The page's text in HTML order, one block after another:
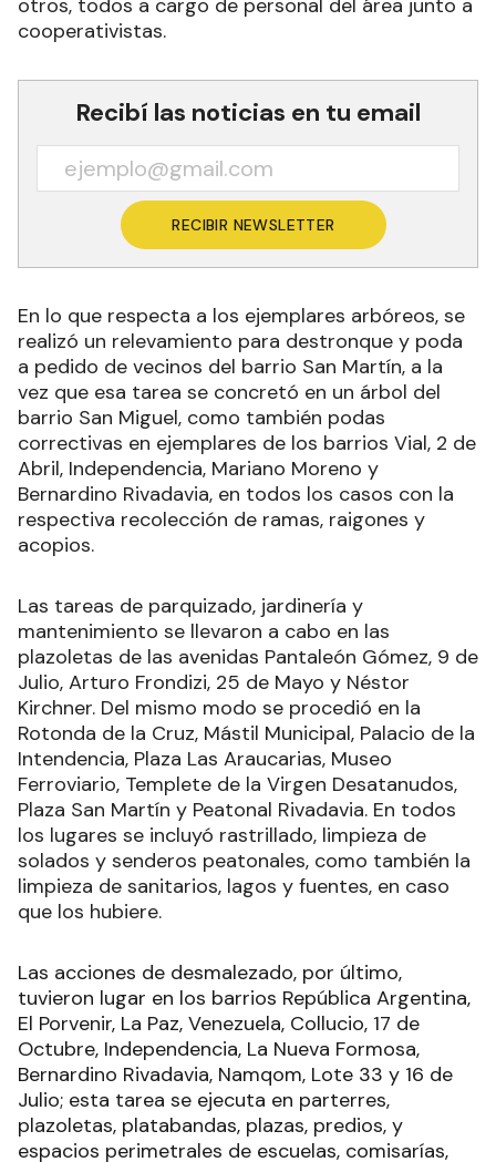
otros, todos a cargo de personal del área junto a
cooperativistas.
Recibí las noticias en tu email
RECIBIR NEWSLETTER
En lo que respecta a los ejemplares arbóreos, se
realizó un relevamiento para destronque y poda
a pedido de vecinos del barrio San Martín, a la
vez que esa tarea se concretó en un árbol del
barrio San Miguel, como también podas
correctivas en ejemplares de los barrios Vial, 2 de
Abril, Independencia, Mariano Moreno y
Bernardino Rivadavia, en todos los casos con la
respectiva recolección de ramas, raigones y
acopios.
Las tareas de parquizado, jardinería y
mantenimiento se llevaron a cabo en las
plazoletas de las avenidas Pantaleón Gómez, 9 de
Julio, Arturo Frondizi, 25 de Mayo y Néstor
Kirchner. Del mismo modo se procedió en la
Rotonda de la Cruz, Mástil Municipal, Palacio de la
Intendencia, Plaza Las Araucarias, Museo
Ferroviario, Templete de la Virgen Desatanudos,
Plaza San Martín y Peatonal Rivadavia. En todos
los lugares se incluyó rastrillado, limpieza de
solados y senderos peatonales, como también la
limpieza de sanitarios, lagos y fuentes, en caso
que los hubiere.
Las acciones de desmalezado, por último,
tuvieron lugar en los barrios República Argentina,
El Porvenir, La Paz, Venezuela, Collucio, 17 de
Octubre, Independencia, La Nueva Formosa,
Bernardino Rivadavia, Namqom, Lote 33 y 16 de
Julio; esta tarea se ejecuta en parterres,
plazoletas, platabandas, plazas, predios, y
espacios perimetrales de escuelas, comisarías,